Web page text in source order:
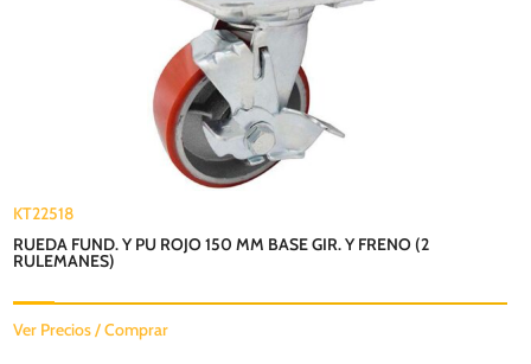
KT22518
RUEDA FUND. Y PU ROJO 150 MM BASE GIR. Y FRENO (2
RULEMANES)
Ver Precios / Comprar